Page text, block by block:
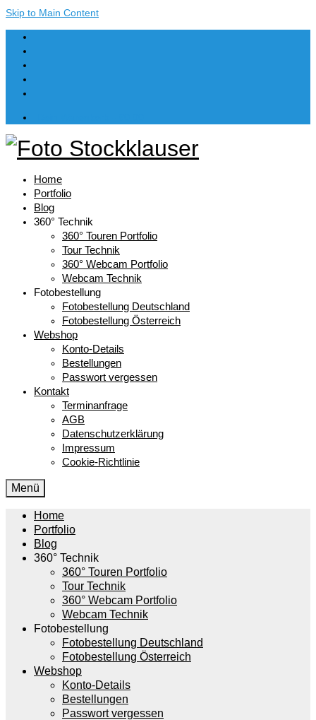
Skip to Main Content
Home
Portfolio
Blog
360° Technik
360° Touren Portfolio
Tour Technik
360° Webcam Portfolio
Webcam Technik
Fotobestellung
Fotobestellung Deutschland
Fotobestellung Österreich
Webshop
Konto-Details
Bestellungen
Passwort vergessen
Kontakt
Terminanfrage
AGB
Datenschutzerklärung
Impressum
Cookie-Richtlinie
Menü
Home
Portfolio
Blog
360° Technik
360° Touren Portfolio
Tour Technik
360° Webcam Portfolio
Webcam Technik
Fotobestellung
Fotobestellung Deutschland
Fotobestellung Österreich
Webshop
Konto-Details
Bestellungen
Passwort vergessen